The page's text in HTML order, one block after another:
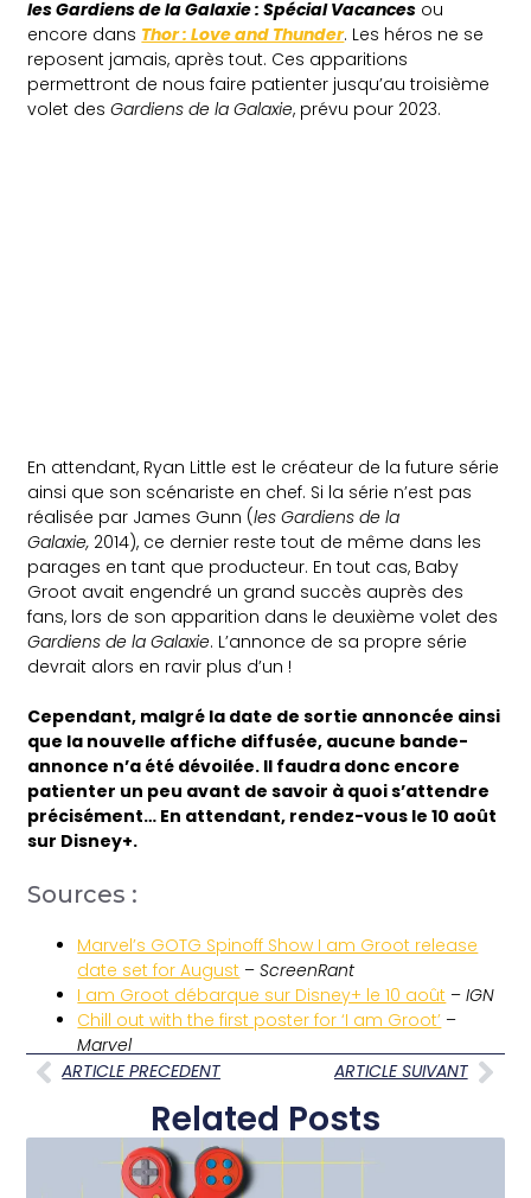
les Gardiens de la Galaxie : Spécial Vacances ou
encore dans Thor : Love and Thunder. Les héros ne se
reposent jamais, après tout. Ces apparitions
permettront de nous faire patienter jusqu’au troisième
volet desGardiens de la Galaxie, prévu pour 2023.
En attendant, Ryan Little est le créateur de la future série
ainsi que son scénariste en chef. Si la série n’est pas
réalisée par James Gunn (les Gardiens de la
Galaxie, 2014), ce dernier reste tout de même dans les
parages en tant que producteur. En tout cas, Baby
Groot avait engendré un grand succès auprès des
fans, lors de son apparition dans le deuxième volet des
Gardiens de la Galaxie. L’annonce de sa propre série
devrait alors en ravir plus d’un !
Cependant, malgré la date de sortie annoncée ainsi
que la nouvelle affiche diffusée, aucune bande-
annonce n’a été dévoilée. Il faudra donc encore
patienter un peu avant de savoir à quoi s’attendre
précisément… En attendant, rendez-vous le 10 août
sur Disney+.
Sources :
Marvel’s GOTG Spinoff Show I am Groot release
date set for August –ScreenRant
I am Groot débarque sur Disney+ le 10 août –IGN
Chill out with the first poster for ‘I am Groot’ –
Marvel
ARTICLE PRECEDENT
ARTICLE SUIVANT
Related Posts